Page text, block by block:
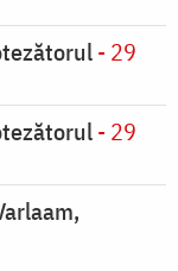
- 29
- 29